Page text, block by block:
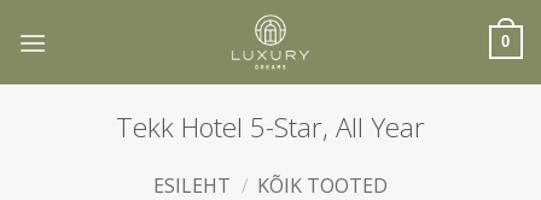
0
Tekk Hotel 5-Star, All Year
ESILEHT / KÕIK TOOTED